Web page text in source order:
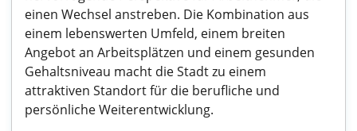
einen Wechsel anstreben. Die Kombination aus
einem lebenswerten Umfeld, einem breiten
Angebot an Arbeitsplätzen und einem gesunden
Gehaltsniveau macht die Stadt zu einem
attraktiven Standort für die berufliche und
persönliche Weiterentwicklung.